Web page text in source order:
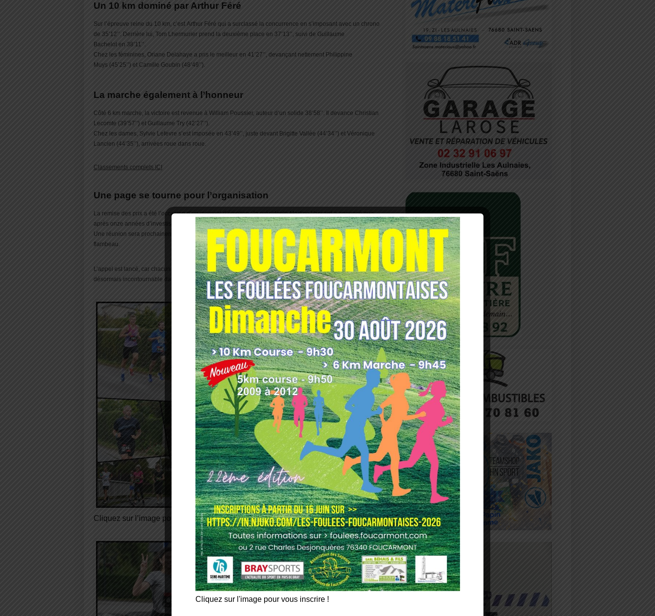
Un 10 km dominé par Arthur Féré
Sur l’épreuve reine du 10 km, c’est Arthur Féré qui a surclassé la concurrence en s’imposant avec un chrono
de 35’12’’. Derrière lui, Tom Lhermurier prend la deuxième place en 37’13’’, suivi de Guillaume
Bachelot en 38’11’’.
Chez les féminines, Oriane Delahaye a pris le meilleur en 41’27’’, devançant nettement Philippine
Muys (45’25’’) et Camille Goubin (48’49’’).
La marche également à l’honneur
Côté 6 km marche, la victoire est revenue à William Poussier, auteur d’un solide 38’58’’. Il devance Christian
Lecomte (39’57’’) et Guillaume Try (42’27’’).
Chez les dames, Sylvie Lefevre s’est imposée en 43’49’’, juste devant Brigitte Vallée (44’34’’) et Véronique
Lancien (44’35’’), arrivées roue dans roue.
Classements complets ICI
Une page se tourne pour l’organisation
La remise des prix a été l’occasion d’un moment d’émotion : la présidente Martine Vassard a annoncé que,
après onze années d’investissement, elle et son équipe ne poursuivraient pas l’organisation de l’événement.
Une réunion sera prochainement organisée afin de trouver une nouvelle équipe capable de reprendre le
flambeau.
L’appel est lancé, car chacun en convient : il serait regrettable de voir disparaître cette belle épreuve,
désormais incontournable dans le calendrier sportif du Pays de Bray.
Cliquez sur l’image pour visionner + de 320 photos
Cliquez sur l'image pour vous inscrire !